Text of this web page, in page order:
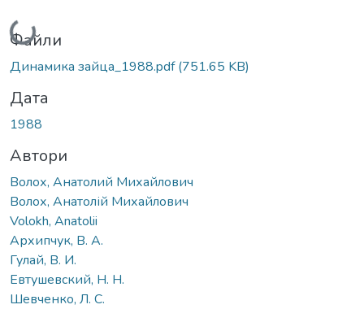
Вантажиться...
Файли
Динамика зайца_1988.pdf(751.65 KB)
Дата
1988
Автори
Волох, Анатолий Михайлович
Волох, Анатолій Михайлович
Volokh, Anatolii
Архипчук, В. А.
Гулай, В. И.
Евтушевский, Н. Н.
Шевченко, Л. С.